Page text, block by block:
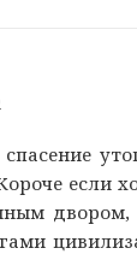
спасение
если